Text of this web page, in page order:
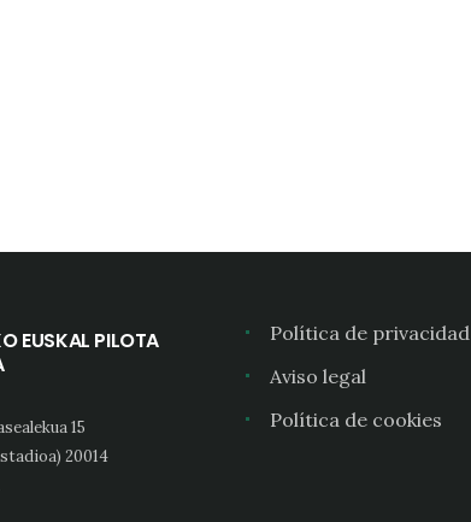
EUSKAL PILOTA
15
20014
Política de privacidad
Aviso legal
Política de cookies